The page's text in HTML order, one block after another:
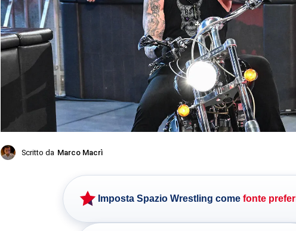
Scritto da Marco Macrì
Imposta Spazio Wrestling come fonte